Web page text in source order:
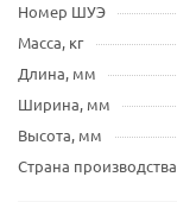
Номер ШУЭ
Масса, кг
Длина, мм
Ширина, мм
Высота, мм
Страна производства